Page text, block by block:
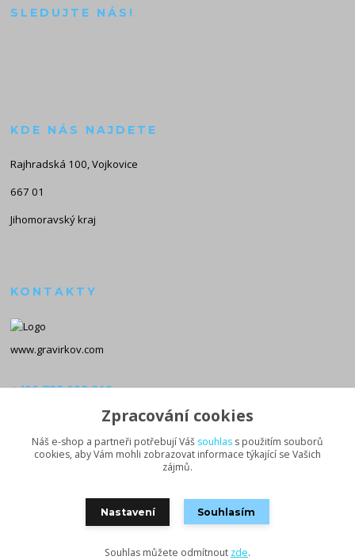
SLEDUJTE NÁS!
KDE NÁS NAJDETE
Rajhradská 100, Vojkovice
667 01
Jihomoravský kraj
KONTAKTY
www.gravirkov.com
+420 735 923 312
info@gravirkov.com
Zpracování cookies
Náš e-shop a partneři potřebují Váš souhlas s použitím souborů
cookies, aby Vám mohli zobrazovat informace týkající se Vašich
zájmů.
Nastavení Souhlasím
Souhlas můžete odmítnout zde.